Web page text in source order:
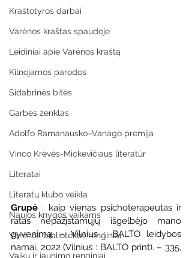
Kraštotyros darbai
Varėnos kraštas spaudoje
Leidiniai apie Varėnos kraštą
Kilnojamos parodos
Sidabrinės bitės
Garbės ženklas
Adolfo Ramanausko–Vanago premija
Vinco Krėvės-Mickevičiaus literatūr
Literatai
Literatų klubo veikla
Naujos knygos vaikams
Varėnos bibliotekos renginiai
Vaikų ir jaunimo renginiai
Grupė : kaip vienas psichoterapeutas ir
ratas nepažįstamųjų išgelbėjo mano
gyvenimą. – Vilnius : BALTO leidybos
namai, 2022 (Vilnius : BALTO print). – 335,